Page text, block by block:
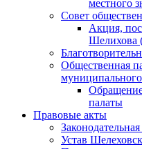
местного
Совет
Акция,
Шелихова
Общественная
палаты
Правовые акты
Законодательная
Устав